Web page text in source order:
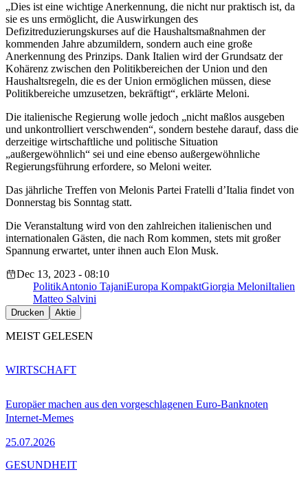
„Dies ist eine wichtige Anerkennung, die nicht nur praktisch ist, da
sie es uns ermöglicht, die Auswirkungen des
Defizitreduzierungskurses auf die Haushaltsmaßnahmen der
kommenden Jahre abzumildern, sondern auch eine große
Anerkennung des Prinzips. Dank Italien wird der Grundsatz der
Kohärenz zwischen den Politikbereichen der Union und den
Haushaltsregeln, die es der Union ermöglichen müssen, diese
Politikbereiche umzusetzen, bekräftigt“, erklärte Meloni.
Die italienische Regierung wolle jedoch „nicht maßlos ausgeben
und unkontrolliert verschwenden“, sondern bestehe darauf, dass die
derzeitige wirtschaftliche und politische Situation
„außergewöhnlich“ sei und eine ebenso außergewöhnliche
Regierungsführung erfordere, so Meloni weiter.
Das jährliche Treffen von Melonis Partei Fratelli d’Italia findet von
Donnerstag bis Sonntag statt.
Die Veranstaltung wird von den zahlreichen italienischen und
internationalen Gästen, die nach Rom kommen, stets mit großer
Spannung erwartet, unter ihnen auch Elon Musk.
Dec 13, 2023 - 08:10
PolitikAntonio TajaniEuropa KompaktGiorgia MeloniItalien
Matteo Salvini
Drucken Aktie
MEIST GELESEN
Europäer machen aus den vorgeschlagenen Euro-Banknoten
Internet-Memes
25.07.2026
WIRTSCHAFT
GESUNDHEIT